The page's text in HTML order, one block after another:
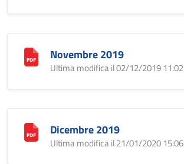
Novembre 2019
Ultima modifica il 02/12/2019 11:02
Dicembre 2019
Ultima modifica il 21/01/2020 15:06